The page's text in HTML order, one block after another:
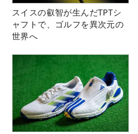
スイスの叡智が生んだTPTシ
ャフトで、ゴルフを異次元の
世界へ